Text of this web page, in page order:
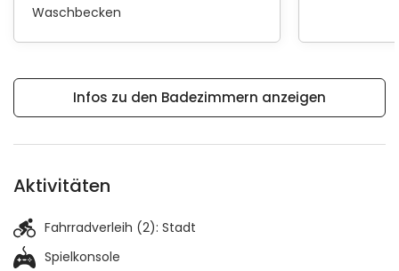
Waschbecken
Infos zu den Badezimmern anzeigen
Aktivitäten
Fahrradverleih (2): Stadt
Spielkonsole